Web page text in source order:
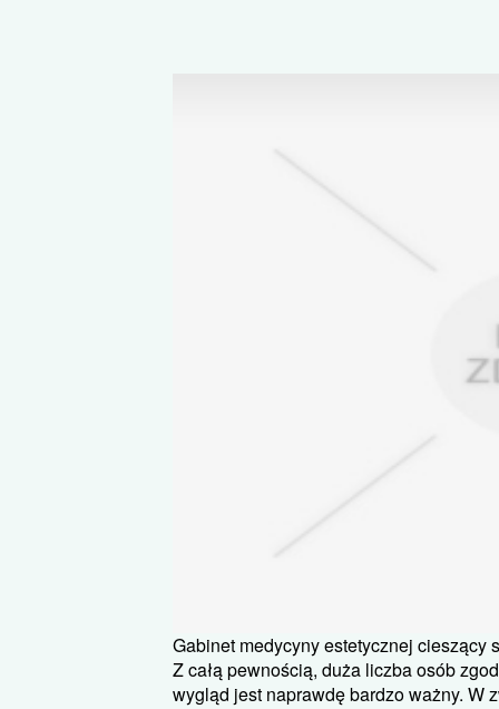
Gabinet medycyny estetycznej cieszący
Z całą pewnością, duża liczba osób
wygląd jest naprawdę bardzo ważny. W